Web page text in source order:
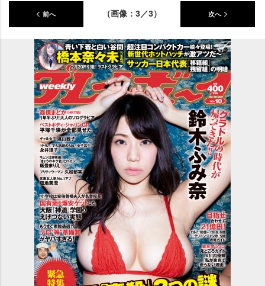
前へ （画像：3／3） 次へ